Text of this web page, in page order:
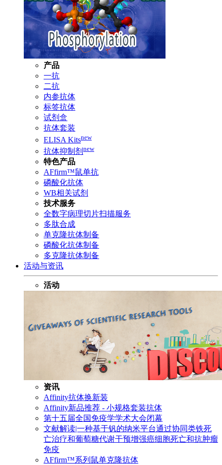
产品
一抗
二抗
内参抗体
标签抗体
试剂盒
抗体套装
ELISA Kitsnew
抗体抑制剂 new
特色产品
AFfirm™鼠单抗
磷酸化抗体
WB相关试剂
技术服务
全数字病理切片扫描服务
多肽合成
单克隆抗体制备
磷酸化抗体制备
多克隆抗体制备
活动与资讯
活动
资讯
Affinity抗体换新装
Affinity新品推荐 - 小规格套装抗体
第十五届全国免疫学学术大会闭幕
文献解读|一种基于钒的纳米平台通过协同类铁死
亡治疗和葡萄糖代谢干预增强癌细胞死亡和抗肿瘤
免疫
AFfirm™系列鼠单克隆抗体